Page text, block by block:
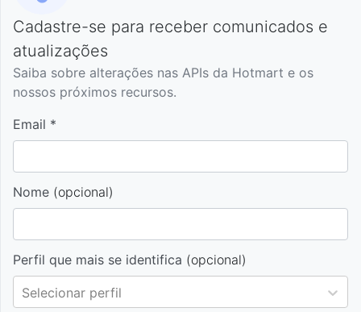
Cadastre-se para receber comunicados e
atualizações
Saiba sobre alterações nas APIs da Hotmart e os
nossos próximos recursos.
Email *
Nome (opcional)
Perfil que mais se identifica (opcional)
Selecionar perfil